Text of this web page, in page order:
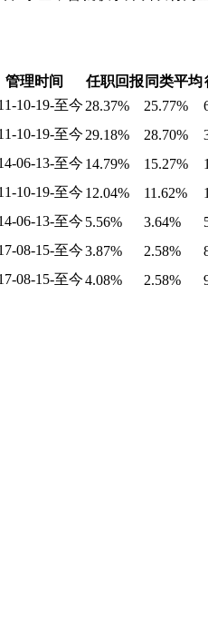
管理时间 任职回报 同类平均
10-19-至今 28.37% 25.77%
10-19-至今 29.18% 28.70%
06-13-至今 14.79% 15.27%
10-19-至今 12.04% 11.62%
06-13-至今 5.56% 3.64%
08-15-至今3.87% 2.58%
08-15-至今4.08% 2.58%